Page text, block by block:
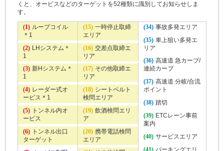
くと、オービスなどのターゲットを52種類に識別してお知らせしま
す。
(1) ループコイル
＊1
(2) LHシステム＊
1
(3) 新Hシステム＊
1
(4) レーダー式オ
ービス＊1
(5) トンネル内オ
ービス
(6) トンネル出口
ターゲット
(15) 一時停止取締
エリア
(16) 交差点取締エ
リア
(17) その他取締エ
リア
(18) シートベルト
検問エリア
(19) 飲酒検問エリ
ア
(20) 携帯電話検問
エリア
(34) 事故多発エリア
(35) 車上狙い多発エ
リア
(36) 高速道 急カーブ/
連続カーブ
(37) 高速道 分岐/合流
ポイント
(38) 踏切
(39) ETCレーン事前
案内
(40) サービスエリア
(41) パーキングエリ